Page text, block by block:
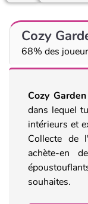
Cozy
68% des
Cozy
dans lequel
intérieurs et
Collecte de
achète-en
souhaites.